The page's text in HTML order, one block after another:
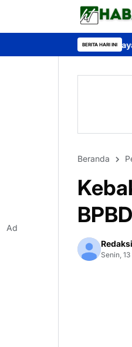
BERITA HARI INI
Raya Expo 2026 Dibuka,
Beranda
Redaksi
Senin,
Ad